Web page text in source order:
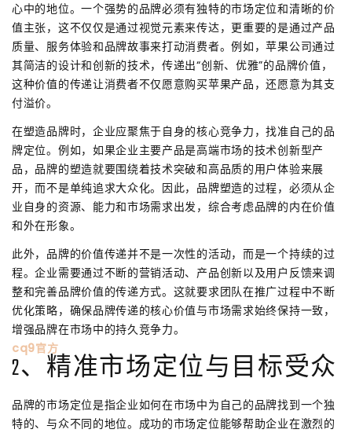
心中的地位。一个强势的品牌必须有独特的市场定位和清晰的价
值主张，这不仅仅是通过视觉元素来传达，更重要的是通过产品
质量、服务体验和品牌故事来打动消费者。例如，苹果公司通过
其简洁的设计和创新的技术，传递出“创新、优雅”的品牌价值，
这种价值的传递让消费者不仅愿意购买苹果产品，还愿意为其支
付溢价。
在塑造品牌时，企业应聚焦于自身的核心竞争力，找准自己的品
牌定位。例如，如果企业主要产品是高端市场的技术创新型产
品，品牌的塑造就要围绕着技术突破和高品质的用户体验来展
开，而不是单纯追求大众化。因此，品牌塑造的过程，必须从企
业自身的资源、能力和市场需求出发，综合考虑品牌的内在价值
和外在形象。
此外，品牌的价值传递并不是一次性的活动，而是一个持续的过
程。企业需要通过不断的营销活动、产品创新以及用户反馈来调
整和完善品牌价值的传递方式。这就要求团队在推广过程中不断
优化策略，确保品牌传递的核心价值与市场需求始终保持一致，
增强品牌在市场中的持久竞争力。
cq9官方
2、精准市场定位与目标受众
品牌的市场定位是指企业如何在市场中为自己的品牌找到一个独
特的、与众不同的地位。成功的市场定位能够帮助企业在激烈的